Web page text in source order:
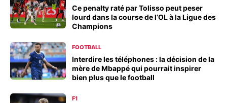
Ce penalty raté par Tolisso peut peser
lourd dans la course de l’OL à la Ligue des
Champions
FOOTBALL
Interdire les téléphones : la décision de la
mère de Mbappé qui pourrait inspirer
bien plus que le football
F1